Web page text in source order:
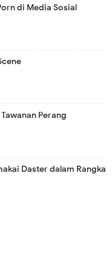
di Media Sosial
Perang
Daster dalam Rangka